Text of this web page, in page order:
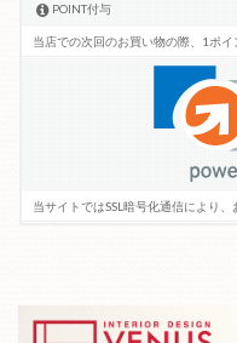
POINT付与
当店での次回のお買い物の際、1ポ
当サイトではSSL暗号化通信により